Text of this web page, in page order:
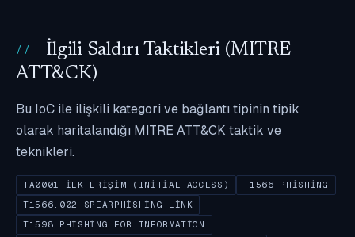
İlgili Saldırı Taktikleri (MITRE
ATT&CK)
Bu IoC ile ilişkili kategori ve bağlantı tipinin tipik
olarak haritalandığı MITRE ATT&CK taktik ve
teknikleri.
TA0001 İLK ERIŞIM (INITIAL ACCESS)
T1566 PHISHING
T1566.002 SPEARPHISHING LINK
T1598 PHISHING FOR INFORMATION